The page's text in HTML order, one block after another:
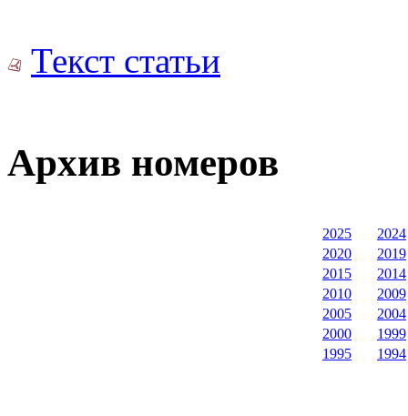
Текст статьи
Архив номеров
2025
2024
2020
2019
2015
2014
2010
2009
2005
2004
2000
1999
1995
1994